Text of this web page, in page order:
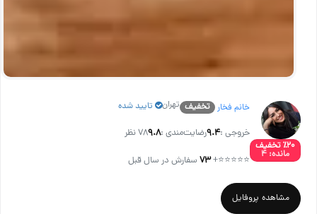
٪۲۰ تخفیف
مانده: ۴
خانم فخار تخفیف تهران تایید شده
خروجی :۹.۴رضایت‌مندی :۹.۸78 نظر
⭐⭐⭐⭐⭐
+۷۳سفارش در سال قبل
مشاهده پروفایل